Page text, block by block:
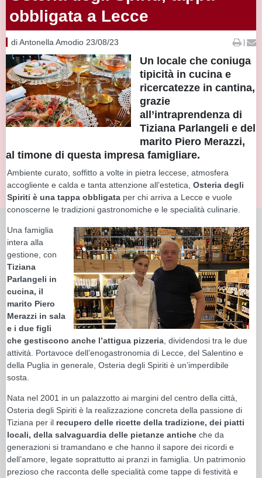
obbligata a Lecce
di Antonella Amodio 23/08/23 |
Un locale che coniuga
tipicità in cucina e
ricercatezze in cantina,
grazie
all’intraprendenza di
Tiziana Parlangeli e del
marito Piero Merazzi,
al timone di questa impresa famigliare.
Ambiente curato, soffitto a volte in pietra leccese, atmosfera
accogliente e calda e tanta attenzione all’estetica, Osteria degli
Spiriti è una tappa obbligata per chi arriva a Lecce e vuole
conoscerne le tradizioni gastronomiche e le specialità culinarie.
Una famiglia
intera alla
gestione, con
Tiziana
Parlangeli in
cucina, il
marito Piero
Merazzi in sala
e i due figli
che gestiscono anche l’attigua pizzeria , dividendosi tra le due
attività. Portavoce dell’enogastronomia di Lecce, del Salentino e
della Puglia in generale, Osteria degli Spiriti è un’imperdibile
sosta.
Nata nel 2001 in un palazzotto ai margini del centro della città,
Osteria degli Spiriti è la realizzazione concreta della passione di
Tiziana per il recupero delle ricette della tradizione, dei piatti
locali, della salvaguardia delle pietanze antiche che da
generazioni si tramandano e che hanno il sapore dei ricordi e
dell’amore, legate soprattutto ai pranzi in famiglia. Un patrimonio
prezioso che racconta delle specialità come tappe di festività e